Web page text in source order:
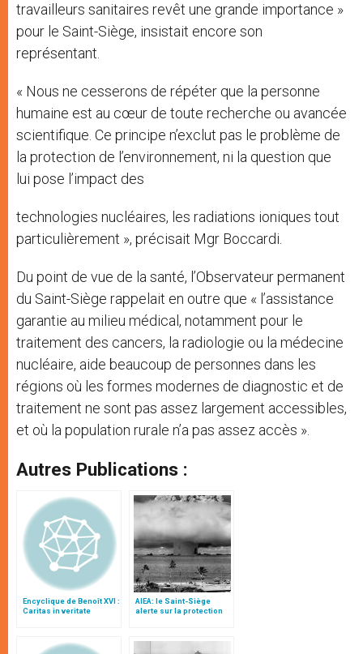
travailleurs sanitaires revêt une grande importance »
pour le Saint-Siège, insistait encore son
représentant.
« Nous ne cesserons de répéter que la personne
humaine est au cœur de toute recherche ou avancée
scientifique. Ce principe n’exclut pas le problème de
la protection de l’environnement, ni la question que
lui pose l’impact des
technologies nucléaires, les radiations ioniques tout
particulièrement », précisait Mgr Boccardi.
Du point de vue de la santé, l’Observateur permanent
du Saint-Siège rappelait en outre que « l’assistance
garantie au milieu médical, notamment pour le
traitement des cancers, la radiologie ou la médecine
nucléaire, aide beaucoup de personnes dans les
régions où les formes modernes de diagnostic et de
traitement ne sont pas assez largement accessibles,
et où la population rurale n’a pas assez accès ».
Autres Publications :
Encyclique de Benoît XVI :
Caritas in veritate
AIEA: le Saint-Siège
alerte sur la protection
informatiques